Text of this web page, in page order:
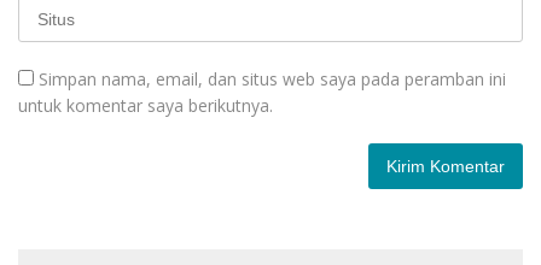
Simpan nama, email, dan situs web saya pada peramban ini
untuk komentar saya berikutnya.